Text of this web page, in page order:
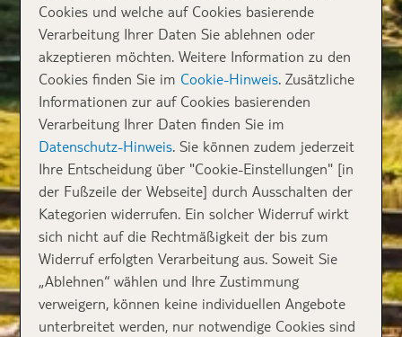
Cookies und welche auf Cookies basierende
Verarbeitung Ihrer Daten Sie ablehnen oder
akzeptieren möchten. Weitere Information zu den
Cookies finden Sie im Cookie-Hinweis. Zusätzliche
Informationen zur auf Cookies basierenden
Verarbeitung Ihrer Daten finden Sie im
Datenschutz-Hinweis. Sie können zudem jederzeit
Ihre Entscheidung über "Cookie-Einstellungen" [in
der Fußzeile der Webseite] durch Ausschalten der
Kategorien widerrufen. Ein solcher Widerruf wirkt
sich nicht auf die Rechtmäßigkeit der bis zum
Widerruf erfolgten Verarbeitung aus. Soweit Sie
„Ablehnen“ wählen und Ihre Zustimmung
verweigern, können keine individuellen Angebote
unterbreitet werden, nur notwendige Cookies sind